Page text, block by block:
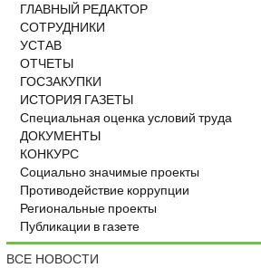
ГЛАВНЫЙ РЕДАКТОР
СОТРУДНИКИ
УСТАВ
ОТЧЕТЫ
ГОСЗАКУПКИ
ИСТОРИЯ ГАЗЕТЫ
Специальная оценка условий труда
ДОКУМЕНТЫ
КОНКУРС
Социально значимые проекты
Противодействие коррупции
Региональные проекты
Публикации в газете
ВСЕ НОВОСТИ